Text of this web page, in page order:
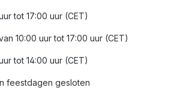
tot 17:00 uur (CET)
10:00 uur tot 17:00 uur (CET)
tot 14:00 uur (CET)
feestdagen gesloten